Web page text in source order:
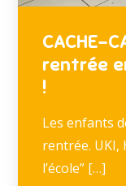
CACHE-
rentrée
!
Les enfants
rentrée. UKI,
l’école” […]